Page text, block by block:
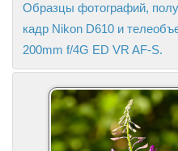
Образцы фотографий,
кадр Nikon D610 и
200mm f/4G ED VR AF-S.